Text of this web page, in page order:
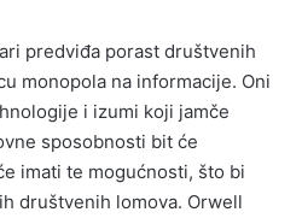
predviđa porast društvenih
monopola na informacije. Oni
i izumi koji jamče
sposobnosti bit će
imati te mogućnosti, što bi
društvenih lomova. Orwell